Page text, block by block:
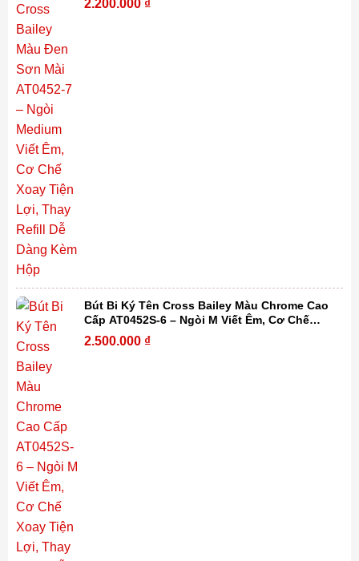
2.200.000 ₫
Bút Bi Ký Tên Cross Bailey Màu Chrome Cao
Cấp AT0452S-6 – Ngòi M Viết Êm, Cơ Chế
Xoay Tiện Lợi, Thay Refill Dễ Dàng Kèm Hộp
2.500.000 ₫